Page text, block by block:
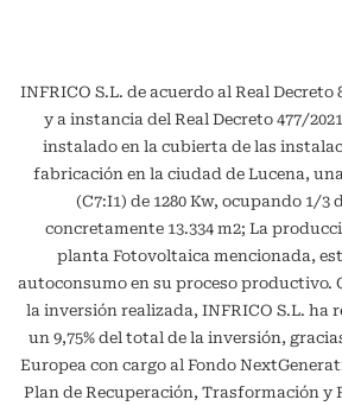
INFRICO S.L. de acuerdo al Real Decreto
y a instancia del Real Decreto 477/
instalado en la cubierta de las
fabricación en la ciudad de Lucena,
(C7:I1) de 1280 Kw, ocupando 1/3
concretamente 13.334 m2; La
planta Fotovoltaica mencionada,
autoconsumo en su proceso productivo.
la inversión realizada, INFRICO S.L. ha
un 9,75% del total de la inversión,
Europea con cargo al Fondo
Plan de Recuperación, Trasformación y